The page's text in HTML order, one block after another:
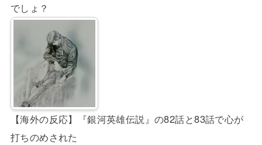
でしょ？
【海外の反応】『銀河英雄伝説』の82話と83話で心が
打ちのめされた